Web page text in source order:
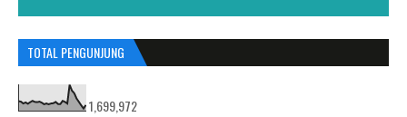
TOTAL PENGUNJUNG
1,699,972